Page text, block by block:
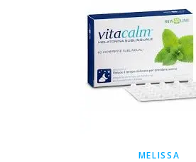
MELISSA